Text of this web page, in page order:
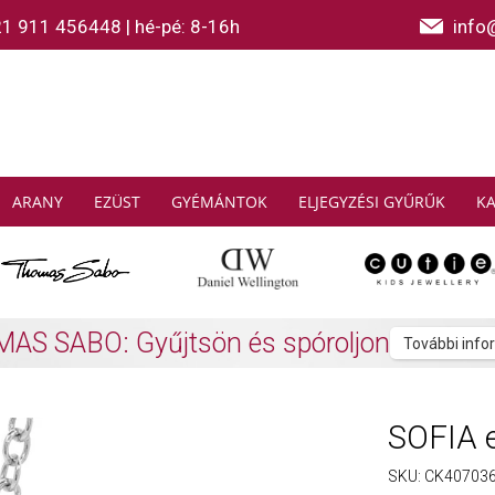
911 456448 | hé-pé: 8-16h
ARANY EZÜST GYÉMÁNTOK ELJEGYZÉSI GYŰRŰK
SOFIA féldrágakő karkötő vásárlása
SOFIA
SKU: